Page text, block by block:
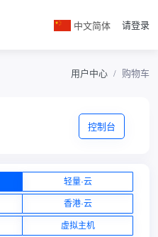
中文简体 请登录
用户中心 购物车
控制台
轻量·云
香港·云
虚拟主机